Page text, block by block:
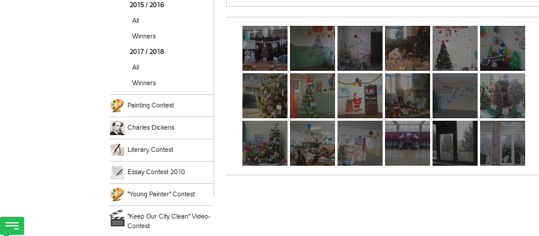
2015 / 2016
All
Winners
2017 / 2018
All
Winners
Painting Contest
Charles Dickens
Literary Contest
Essay Contest 2010
"Young Painter" Contest
"Keep Our City Clean" Video-
Contest